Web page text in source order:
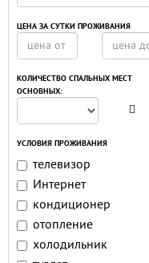
ЦЕНА ЗА СУТКИ ПРОЖИВАНИЯ
КОЛИЧЕСТВО СПАЛЬНЫХ МЕСТ
ОСНОВНЫХ:
УСЛОВИЯ ПРОЖИВАНИЯ
телевизор
Интернет
кондиционер
отопление
холодильник